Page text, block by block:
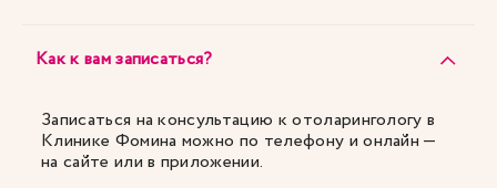
Как к вам записаться?
Записаться на консультацию к отоларингологу в
Клинике Фомина можно по телефону и онлайн —
на сайте или в приложении.